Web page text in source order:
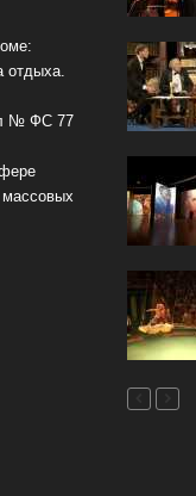
отдыха.
№ ФС 77